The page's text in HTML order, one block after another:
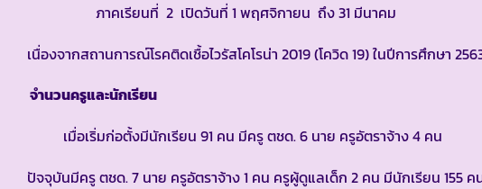
ภาคเรียนที่ 2 เปิดวันที่ 1 พฤศจิกายน ถึง 31 มีนาคม
เนื่องจากสถานการณ์โรคติดเชื้อไวรัสโคโรน่า 2019 (โควิด 19) ในปีการศึกษา
จำนวนครูและนักเรียน
เมื่อเริ่มก่อตั้งมีนักเรียน 91 คน มีครู ตชด. 6 นาย ครูอัตราจ้าง 4 คน
ปัจจุบันมีครู ตชด. 7 นาย ครูอัตราจ้าง 1 คน ครูผู้ดูแลเด็ก 2 คน มีนักเรียน 155